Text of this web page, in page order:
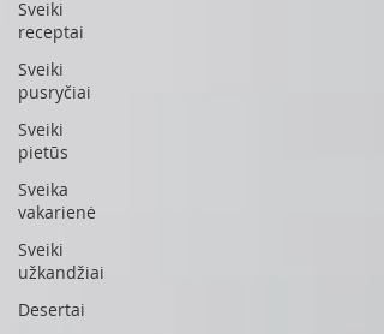
Sveiki
receptai
Sveiki
pusryčiai
Sveiki
pietūs
Sveika
vakarienė
Sveiki
užkandžiai
Desertai